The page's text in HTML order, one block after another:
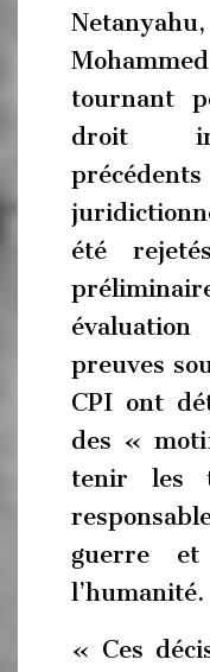
tournant
droit
été
preuves
CPI ont
des «
tenir les
guerre
l’humanité.
« Ces